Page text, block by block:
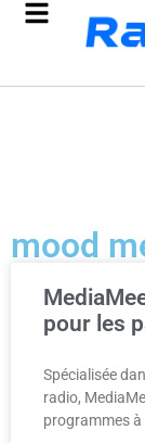
mood
pour les
Spécialisée
radio,
programmes